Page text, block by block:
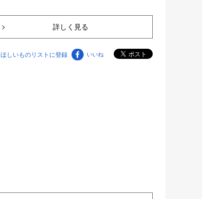
詳しく見る
ほしいものリストに登録 いいね